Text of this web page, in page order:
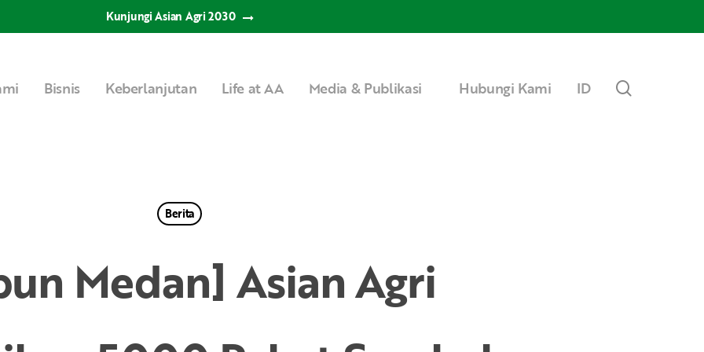
Kunjungi Asian Agri 2030
Bisnis Keberlanjutan Life at AA Media & Publikasi Hubungi Kami ID
Berita